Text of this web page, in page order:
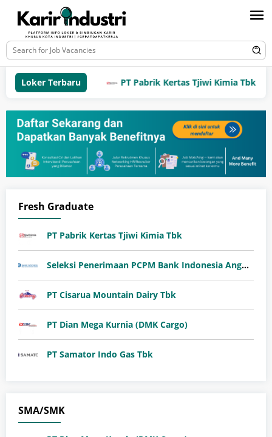
Loker Terbaru PT Pabrik Kertas Tjiwi Kimia Tbk
Fresh Graduate
PT Pabrik Kertas Tjiwi Kimia Tbk
Seleksi Penerimaan PCPM Bank Indonesia Angkatan 41
PT Cisarua Mountain Dairy Tbk
PT Dian Mega Kurnia (DMK Cargo)
PT Samator Indo Gas Tbk
SMA/SMK